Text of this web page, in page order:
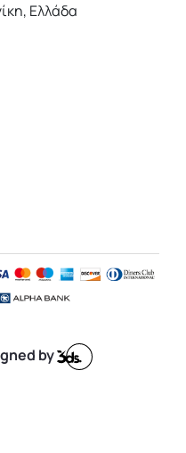
Ελλάδα
by